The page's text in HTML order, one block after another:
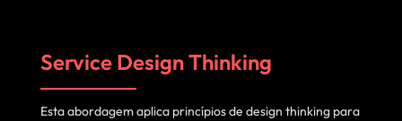
Service Design Thinking
Esta abordagem aplica princípios de design thinking para